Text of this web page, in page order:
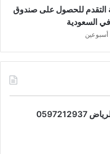
التقدم للحصول على صندوق
السعودية
أسبوعين